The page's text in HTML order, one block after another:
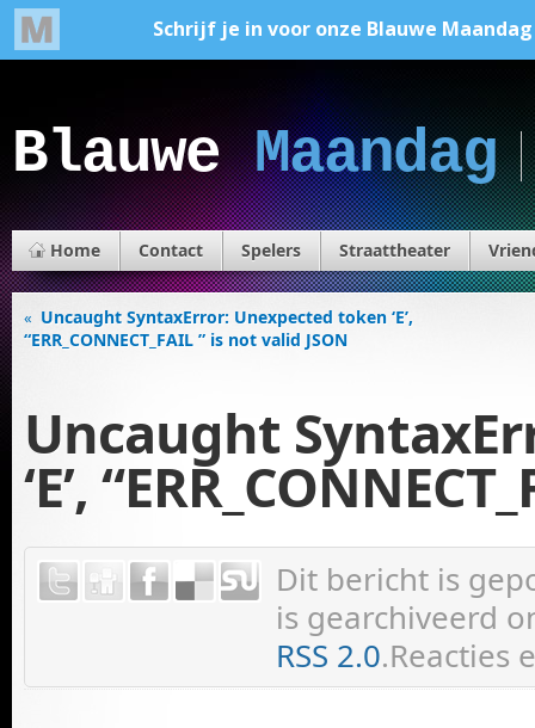
BlauweMaandag
Home Contact Spelers Straattheater
« Uncaught SyntaxError: Unexpected token ‘E’,
“ERR_CONNECT_FAIL ” is not valid JSON
Uncaught
‘E’,
Dit bericht is
is gearchiveerd
RSS 2.0.Reacties